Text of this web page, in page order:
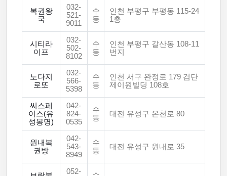
복권왕
국
032-
521-
9011
수
동
인천 부평구 부평동 115-24
1층
시티라
이프
032-
502-
8102
수
동
인천 부평구 갈산동 108-11
번지
노다지
로또
032-
566-
5398
수
동
인천 서구 완정로 179 검단
제이원빌딩 108호
씨스페
이스(유
성봉명)
042-
824-
0535
수
동
대전 유성구 온천로 80
원내복
권방
042-
543-
8949
수
동
대전 유성구 원내로 35
052-